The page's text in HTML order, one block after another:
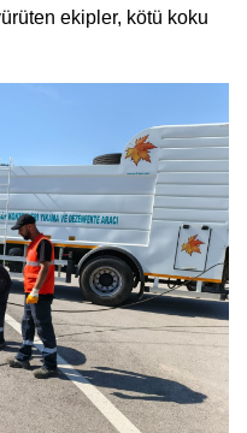
ekipler, kötü koku